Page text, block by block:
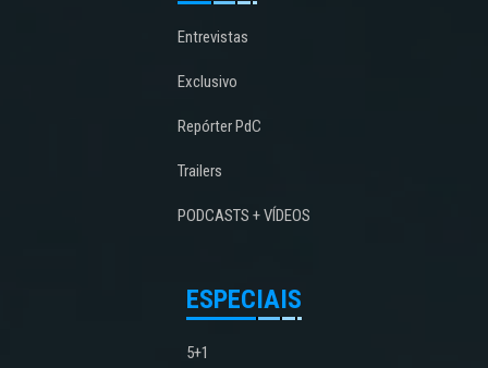
Entrevistas
Exclusivo
Repórter PdC
Trailers
PODCASTS + VÍDEOS
ESPECIAIS
5+1